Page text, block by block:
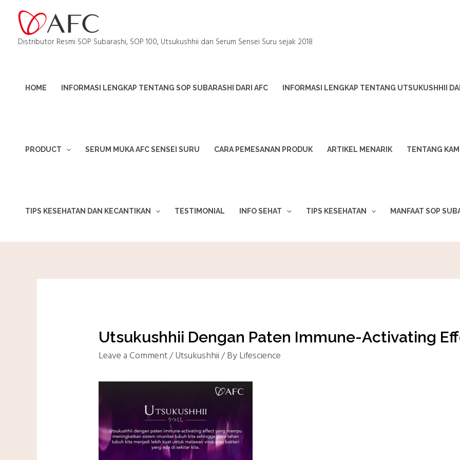
Distributor Resmi SOP Subarashi, SOP 100, Utsukushhii dan Serum Sensei Suru sejak 2018
HOME INFORMASI LENGKAP TENTANG SOP SUBARASHI DARI AFC INFORMASI LENGKAP TENTANG UTSUKUSHHII
PRODUCT SERUM MUKA AFC SENSEI SURU CARA PEMESANAN PRODUK ARTIKEL MENARIK TENTANG
TIPS KESEHATAN DAN KECANTIKAN TESTIMONIAL INFO SEHAT TIPS KESEHATAN MANFAAT SOP
Utsukushhii Dengan Paten Immune-Activating
Leave a Comment/Utsukushhii/ ByLifescience